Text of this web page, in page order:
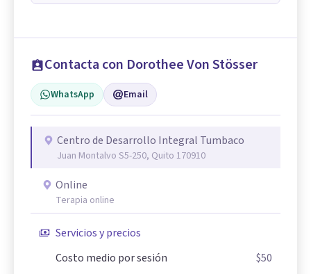
Contacta con Dorothee Von Stösser
WhatsApp Email
Centro de Desarrollo Integral Tumbaco
Juan Montalvo S5-250, Quito 170910
Online
Terapia online
Servicios y precios
Costo medio por sesión
$50